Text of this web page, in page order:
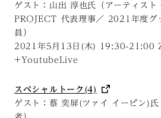
ゲスト：山出 淳也氏（アーティス
PROJECT 代表理事／ 2021年度グ
員）
2021年5月13日(木) 19:30-21:00
+YoutubeLive
スペシャルトーク(4)
ゲスト：蔡 奕屏(ツァイ イーピン)氏